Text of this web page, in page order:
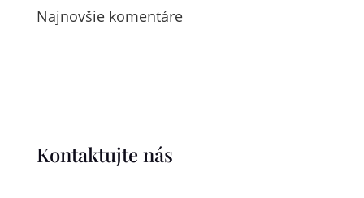
Najnovšie komentáre
Kontaktujte nás